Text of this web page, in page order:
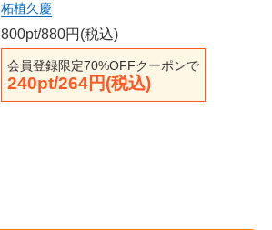
柘植久慶
800pt/880円(税込)
会員登録限定70%OFFクーポンで
240pt/264円(税込)